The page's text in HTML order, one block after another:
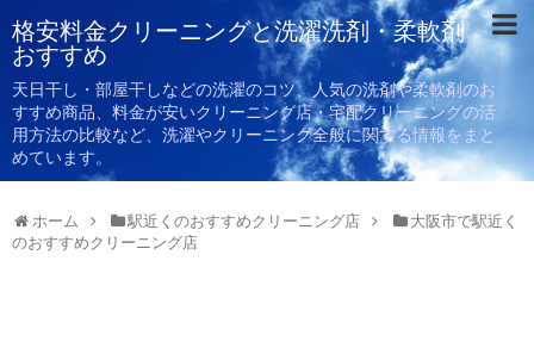
格安料金クリーニングと洗濯洗剤・柔軟剤
おすすめ
天日干し・部屋干しなどの洗濯のコツ、人気の洗剤や柔軟剤のお
すすめ商品、料金が安いクリーニング店・宅配クリーニングの活
用方法の比較など、洗濯やクリーニング全般に関する情報をまと
めています。
ホーム 駅近くのおすすめクリーニング店
大阪市で駅近く
のおすすめクリーニング店